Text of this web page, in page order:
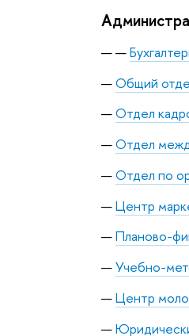
Общий
Отдел
Отдел
Отдел по
Центр
Планово-
Учебно-
Центр